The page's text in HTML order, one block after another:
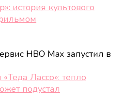
история культового
HBO Max запустил в
Лассо»: тепло
подустал